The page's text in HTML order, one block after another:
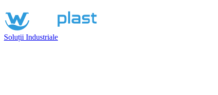
Soluții Industriale